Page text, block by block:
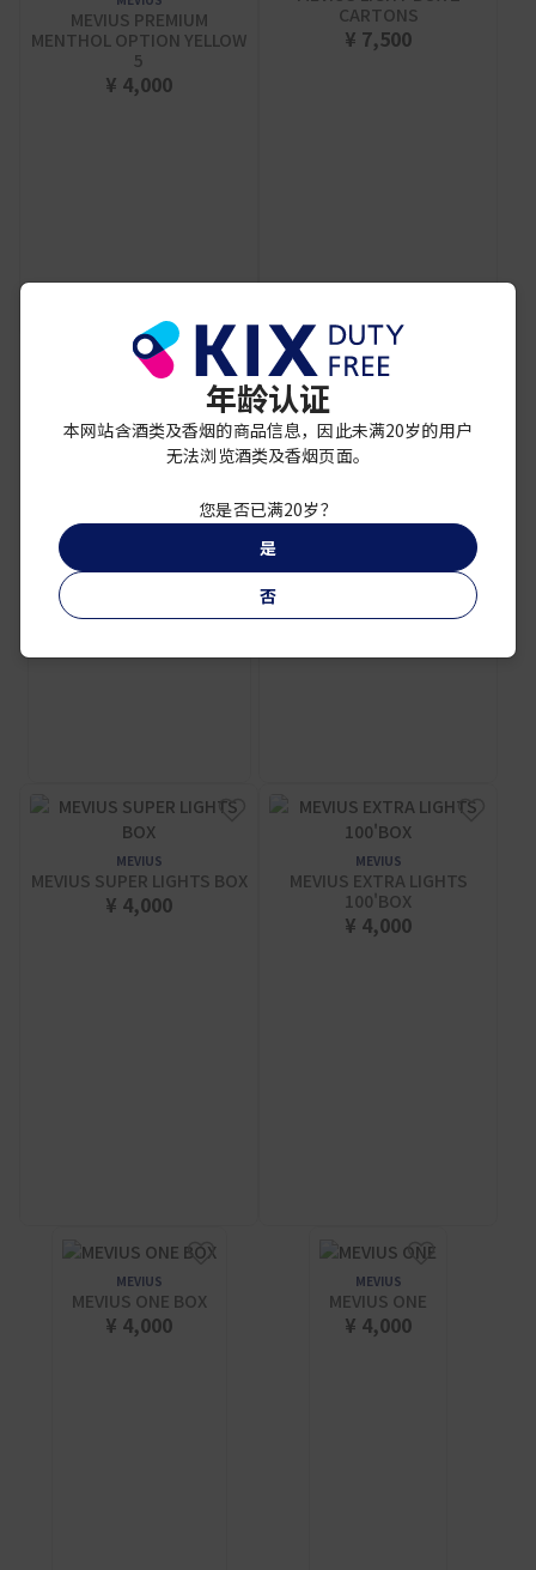
MEVIUS PREMIUM
MENTHOL OPTION YELLOW
5
¥ 4,000
CARTONS
¥ 7,500
MEVIUS ONE 100'S BOX
¥ 4,000 MEVIUS EXTRA LIGHTS BOX
¥ 4,000
MEVIUS
MEVIUS SUPER LIGHTS BOX
¥ 4,000
MEVIUS
MEVIUS EXTRA LIGHTS
100'BOX
¥ 4,000
MEVIUS
MEVIUS ONE BOX
¥ 4,000
MEVIUS
MEVIUS ONE
¥ 4,000
年龄认证
本网站含酒类及香烟的商品信息，因此未满20岁的用户
无法浏览酒类及香烟页面。
您是否已满20岁？
是
否